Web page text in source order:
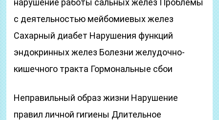
нарушение работы сальных желез Проблемы
с деятельностью мейбомиевых желез
Сахарный диабет Нарушения функций
эндокринных желез Болезни желудочно-
кишечного тракта Гормональные сбои
Неправильный образ жизни Нарушение
правил личной гигиены Длительное